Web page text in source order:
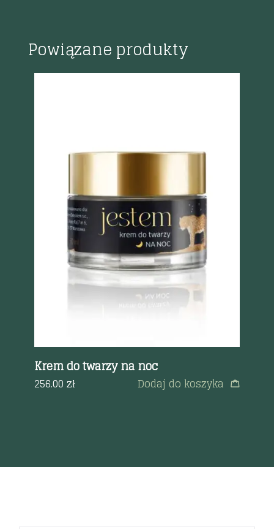
Powiązane produkty
Szybki podgląd
Krem do twarzy na noc
256.00zł Dodaj do koszyka